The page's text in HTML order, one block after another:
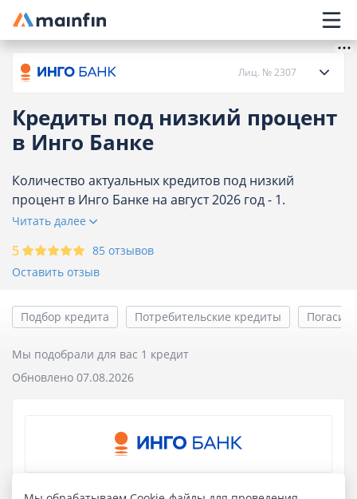
Главное меню
Кредиты под низкий процент
в Инго Банке
Количество актуальных кредитов под низкий
процент в Инго Банке на август 2026 год - 1.
Сравните процентные ставки и условия по кредитам
Читать далее
Лиц. № 2307
О банке
Кредиты
Карты
Вклады
Отделения
Банкоматы
5
85 отзывов
Оставить отзыв
Подбор кредита Потребительские кредиты
Мы подобрали для вас 1 кредит
Обновлено 07.08.2026